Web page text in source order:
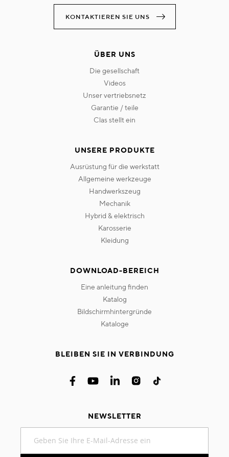
KONTAKTIEREN SIE UNS
ÜBER UNS
die gesellschaft
videos
unser vertriebsnetz
garantie / teile
clas stellt ein
UNSERE PRODUKTE
ausrüstung für die werkstatt
allgemeine werkzeuge
handwerkszeug
mechanik
hybrid & elektrisch
karosserie
kleidung
DOWNLOAD-BEREICH
eine anleitung finden
katalog
bildschirmhintergründe
kataloge
BLEIBEN SIE IN VERBINDUNG
NEWSLETTER
sich